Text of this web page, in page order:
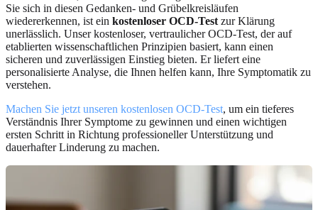
Sie sich in diesen Gedanken- und Grübelkreisläufen
wiedererkennen, ist ein kostenloser OCD-Test zur Klärung
unerlässlich. Unser kostenloser, vertraulicher OCD-Test, der auf
etablierten wissenschaftlichen Prinzipien basiert, kann einen
sicheren und zuverlässigen Einstieg bieten. Er liefert eine
personalisierte Analyse, die Ihnen helfen kann, Ihre Symptomatik zu
verstehen.
Machen Sie jetzt unseren kostenlosen OCD-Test, um ein tieferes
Verständnis Ihrer Symptome zu gewinnen und einen wichtigen
ersten Schritt in Richtung professioneller Unterstützung und
dauerhafter Linderung zu machen.